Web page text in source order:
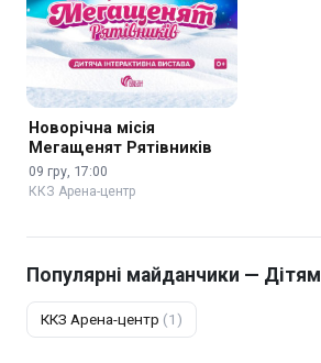
Новорічна місія
Мегащенят Рятівників
09 гру, 17:00
ККЗ Арена-центр
Популярні майданчики — Дітям
ККЗ Арена-центр (1)